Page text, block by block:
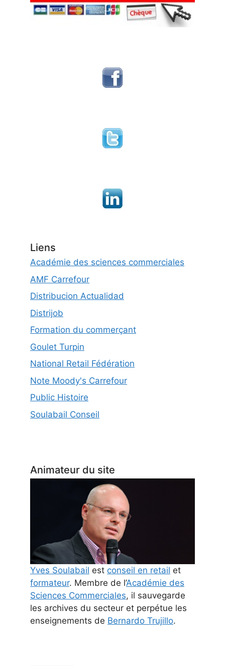
Liens
Académie des sciences commerciales
AMF Carrefour
Distribucion Actualidad
Distrijob
Formation du commerçant
Goulet Turpin
National Retail Fédération
Note Moody's Carrefour
Public Histoire
Soulabail Conseil
Animateur du site
Yves Soulabail est conseil en retail et
formateur. Membre de l’Académie des
Sciences Commerciales, il sauvegarde
les archives du secteur et perpétue les
enseignements de Bernardo Trujillo.